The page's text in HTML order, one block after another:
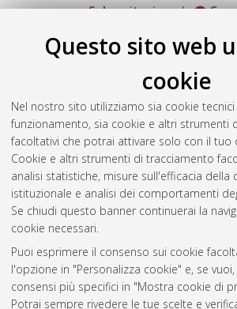
Questo sito web
cookie
Nel nostro sito utilizziamo sia cookie
funzionamento, sia cookie e altri strumenti
facoltativi che potrai attivare solo con il tuo
Cookie e altri strumenti di tracciamento
analisi statistiche, misure sull'efficacia della
istituzionale e analisi dei comportamenti
Se chiudi questo banner continuerai la
cookie necessari.
Puoi esprimere il consenso sui cookie
l'opzione in "Personalizza cookie" e, se
consensi più specifici in "Mostra cookie di
Potrai sempre rivedere le tue scelte e
Salva citazione
Documenti full-text
Documento PDF
Full-text non accessibile fino
Download (2MB)|
Altri metadati
Gestione del
Atom
Rss 1.0